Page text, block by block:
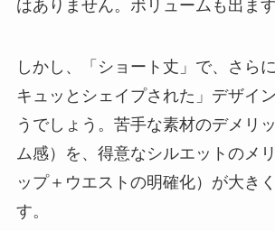
はありません。ボリュームも出ます
しかし、「ショート丈」で、さら
キュッとシェイプされた」デザイ
うでしょう。苦手な素材のデメリ
ム感）を、得意なシルエットのメ
ップ＋ウエストの明確化）が大き
す。